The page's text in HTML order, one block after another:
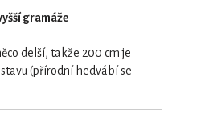
gramáže
delší, takže 200 cm je
(přírodní hedvábí se